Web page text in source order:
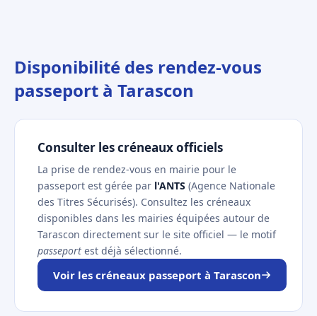
Disponibilité des rendez-vous
passeport à Tarascon
Consulter les créneaux officiels
La prise de rendez-vous en mairie pour le
passeport est gérée par l'ANTS (Agence Nationale
des Titres Sécurisés). Consultez les créneaux
disponibles dans les mairies équipées autour de
Tarascon directement sur le site officiel — le motif
passeport est déjà sélectionné.
Voir les créneaux passeport à Tarascon